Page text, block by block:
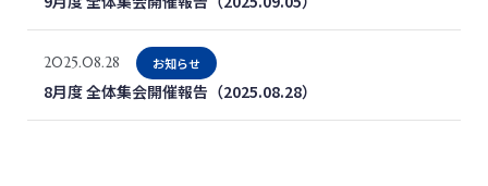
2025.08.28 お知らせ
8月度 全体集会開催報告（2025.08.28）